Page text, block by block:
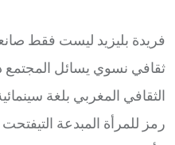
فريدة بليزيد ليست فقط
ثقافي نسوي يسائل المجتمع
الثقافي المغربي بلغة
رمز للمرأة المبدعة التيفتحت